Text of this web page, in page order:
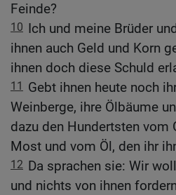
Feinde?
10 Ich und meine Brüder
ihnen auch Geld und Korn
ihnen doch diese Schuld
11
Gebt ihnen heute noch
Weinberge, ihre Ölbäume
dazu den Hundertsten vom
Most und vom Öl, den ihr
12 Da sprachen sie: Wir
und nichts von ihnen